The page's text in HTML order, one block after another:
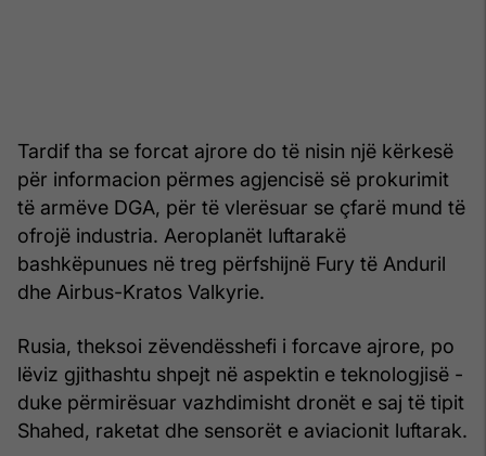
Tardif tha se forcat ajrore do të nisin një kërkesë
për informacion përmes agjencisë së prokurimit
të armëve DGA, për të vlerësuar se çfarë mund të
ofrojë industria. Aeroplanët luftarakë
bashkëpunues në treg përfshijnë Fury të Anduril
dhe Airbus-Kratos Valkyrie.
Rusia, theksoi zëvendësshefi i forcave ajrore, po
lëviz gjithashtu shpejt në aspektin e teknologjisë -
duke përmirësuar vazhdimisht dronët e saj të tipit
Shahed, raketat dhe sensorët e aviacionit luftarak.